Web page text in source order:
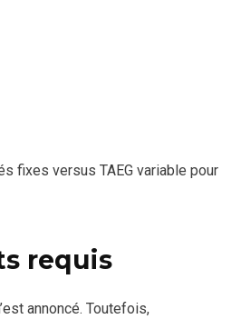
fixes versus TAEG variable pour
requis
annoncé. Toutefois,